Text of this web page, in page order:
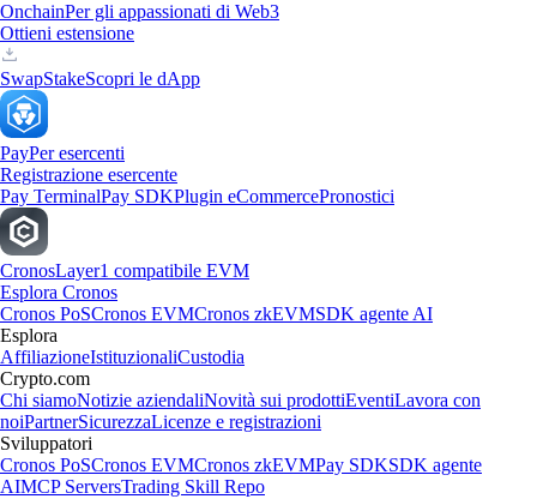
OnchainPer gli appassionati di Web3
Ottieni estensione
SwapStakeScopri le dApp
PayPer esercenti
Registrazione esercente
Pay TerminalPay SDKPlugin eCommercePronostici
CronosLayer1 compatibile EVM
Esplora Cronos
Cronos PoSCronos EVMCronos zkEVMSDK agente AI
Esplora
AffiliazioneIstituzionaliCustodia
Crypto.com
Chi siamoNotizie aziendaliNovità sui prodottiEventiLavora con
noiPartnerSicurezzaLicenze e registrazioni
Sviluppatori
Cronos PoSCronos EVMCronos zkEVMPay SDKSDK agente
AIMCP ServersTrading Skill Repo